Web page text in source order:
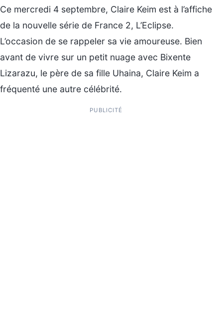
Ce mercredi 4 septembre, Claire Keim est à l’affiche
de la nouvelle série de France 2, L’Eclipse.
L’occasion de se rappeler sa vie amoureuse. Bien
avant de vivre sur un petit nuage avec Bixente
Lizarazu, le père de sa fille Uhaina, Claire Keim a
fréquenté une autre célébrité.
PUBLICITÉ